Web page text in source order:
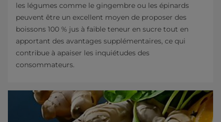
les légumes comme le gingembre ou les épinards
peuvent être un excellent moyen de proposer des
boissons 100 % jus à faible teneur en sucre tout en
apportant des avantages supplémentaires, ce qui
contribue à apaiser les inquiétudes des
consommateurs.